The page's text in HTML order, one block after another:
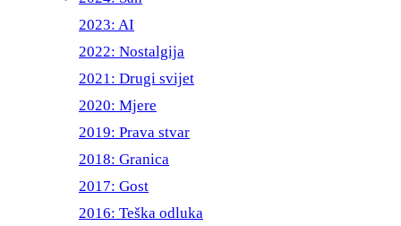
2023: AI
2022: Nostalgija
2021: Drugi svijet
2020: Mjere
2019: Prava stvar
2018: Granica
2017: Gost
2016: Teška odluka